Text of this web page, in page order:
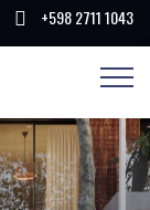
+598 2711 1043